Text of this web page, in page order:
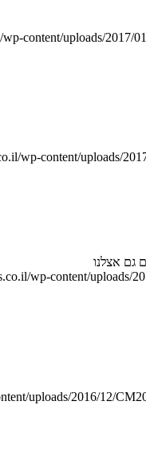
content/uploads/2017/
wp-content/uploads/
wp-content/uploads/
uploads/2016/12/